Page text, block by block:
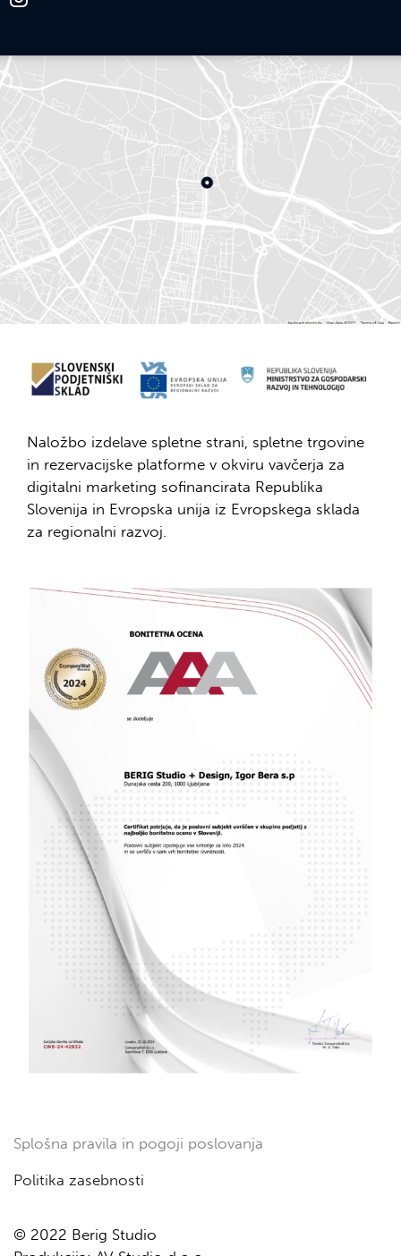
Naložbo izdelave spletne strani, spletne trgovine
in rezervacijske platforme v okviru vavčerja za
digitalni marketing sofinancirata Republika
Slovenija in Evropska unija iz Evropskega sklada
za regionalni razvoj.
© 2022 Berig Studio
Splošna pravila in pogoji poslovanja
Politika zasebnosti